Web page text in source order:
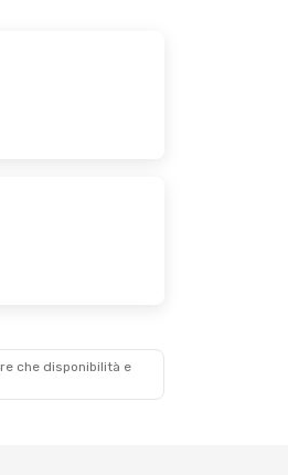
che disponibilità e